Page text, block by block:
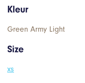
Kleur
Green Army Light
Size
xs